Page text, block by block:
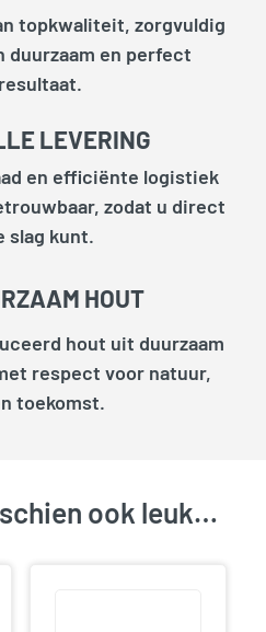
topkwaliteit, zorgvuldig
duurzaam en perfect
LEVERING
en efficiënte logistiek
zodat u direct
slag kunt.
HOUT
hout uit duurzaam
respect voor natuur,
toekomst.
ook leuk…